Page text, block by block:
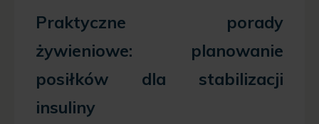
Praktyczne porady
żywieniowe: planowanie
posiłków dla stabilizacji
insuliny